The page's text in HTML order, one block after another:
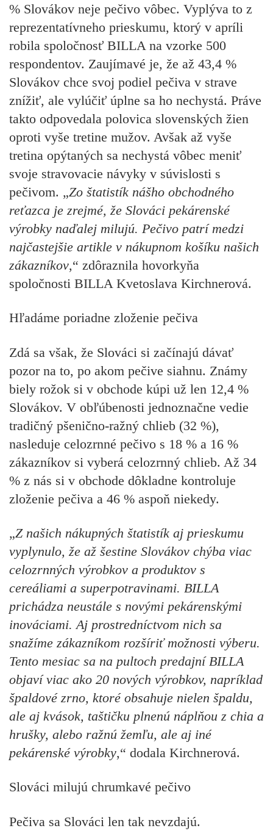
% Slovákov neje pečivo vôbec. Vyplýva to z
reprezentatívneho prieskumu, ktorý v apríli
robila spoločnosť BILLA na vzorke 500
respondentov. Zaujímavé je, že až 43,4 %
Slovákov chce svoj podiel pečiva v strave
znížiť, ale vylúčiť úplne sa ho nechystá. Práve
takto odpovedala polovica slovenských žien
oproti vyše tretine mužov. Avšak až vyše
tretina opýtaných sa nechystá vôbec meniť
svoje stravovacie návyky v súvislosti s
pečivom. „Zo štatistík nášho obchodného
reťazca je zrejmé, že Slováci pekárenské
výrobky naďalej milujú. Pečivo patrí medzi
najčastejšie artikle v nákupnom košíku našich
zákazníkov,“ zdôraznila hovorkyňa
spoločnosti BILLA Kvetoslava Kirchnerová.
Hľadáme poriadne zloženie pečiva
Zdá sa však, že Slováci si začínajú dávať
pozor na to, po akom pečive siahnu. Známy
biely rožok si v obchode kúpi už len 12,4 %
Slovákov. V obľúbenosti jednoznačne vedie
tradičný pšenično-ražný chlieb (32 %),
nasleduje celozrnné pečivo s 18 % a 16 %
zákazníkov si vyberá celozrnný chlieb. Až 34
% z nás si v obchode dôkladne kontroluje
zloženie pečiva a 46 % aspoň niekedy.
„Z našich nákupných štatistík aj prieskumu
vyplynulo, že až šestine Slovákov chýba viac
celozrnných výrobkov a produktov s
cereáliami a superpotravinami. BILLA
prichádza neustále s novými pekárenskými
inováciami. Aj prostredníctvom nich sa
snažíme zákazníkom rozšíriť možnosti výberu.
Tento mesiac sa na pultoch predajní BILLA
objaví viac ako 20 nových výrobkov, napríklad
špaldové zrno, ktoré obsahuje nielen špaldu,
ale aj kvások, taštičku plnenú náplňou z chia a
hrušky, alebo ražnú žemľu, ale aj iné
pekárenské výrobky,“ dodala Kirchnerová.
Slováci milujú chrumkavé pečivo
Pečiva sa Slováci len tak nevzdajú.